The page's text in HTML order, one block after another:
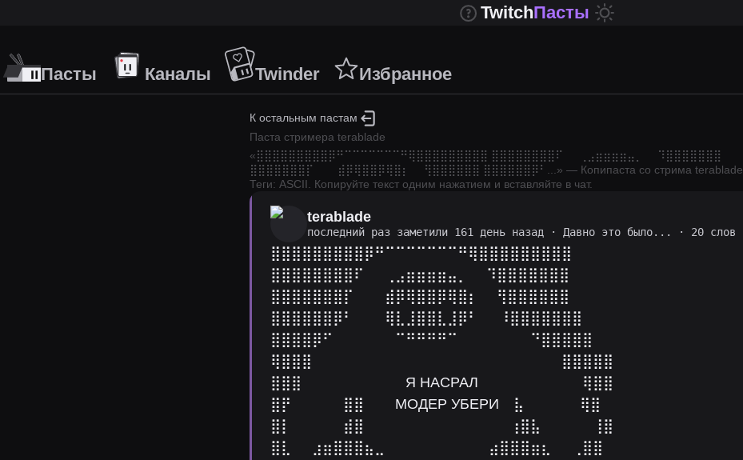
TwitchПасты
Пасты Каналы Twinder Избранное
К остальным пастам
Паста стримера terablade
«⣿⣿⣿⣿⣿⣿⣿⣿⣿⡿⠛⠉⠉⠉⠉⠉⠉⠉⠛⢿⣿⣿⣿⣿⣿⣿⣿⣿⣿ ⣿⣿⣿⣿⣿⣿⣿⣿⠏⠀⠀⢀⣠⣶⣶⣶⣶⣤⡀ ⠀ ⠹⣿⣿⣿⣿⣿⣿⣿
⣿⣿⣿⣿⣿⣿⣿⡏⠀⠀⠀⣾⡿⢿⣿⣿⡿⢿⣿⡆ ⠀ ⢻⣿⣿⣿⣿⣿⣿ ⣿⣿⣿⣿⣿⣿⡿⠃
» — Копипаста со стрима terablade
Теги: ASCII.
Копируйте текст одним нажатием и вставляйте в чат.
terablade
последний раз заметили 161 день назад · Давно это было... · 20 слов
⣿⣿⣿⣿⣿⣿⣿⣿⣿⡿⠛⠉⠉⠉⠉⠉⠉⠉⠛⢿⣿⣿⣿⣿⣿⣿⣿⣿⣿
⣿⣿⣿⣿⣿⣿⣿⣿⠏⠀⠀⢀⣠⣶⣶⣶⣶⣤⡀ ⠀ ⠹⣿⣿⣿⣿⣿⣿⣿
⣿⣿⣿⣿⣿⣿⣿⡏⠀⠀⠀⣾⡿⢿⣿⣿⡿⢿⣿⡆ ⠀ ⢻⣿⣿⣿⣿⣿⣿
⣿⣿⣿⣿⣿⣿⡿⠃⠀⠀⠀⢿⣇⣸⣿⣿⣇⣸⡿⠃⠀⠀⠸⣿⣿⣿⣿⣿⣿⣿
⣿⣿⣿⣿⡿⠋⠀⠀⠀⠀⠀⠀⠉⠛⠛⠛⠛⠉⠀⠀⠀⠀⠀⠀⠀⠙⣿⣿⣿⣿⣿
⢿⣿⣿⣿⠀⠀⠀⠀⠀⠀⠀⠀⠀⠀⠀⠀⠀⠀⠀⠀⠀⠀⠀⠀⠀⠀⠀⠀⣿⣿⣿⣿⣿
⣿⣿⣿⠀⠀⠀⠀⠀⠀⠀⠀⠀⠀Я НАСРАЛ⠀⠀⠀⠀⠀⠀⠀⠀⠀⠀⢿⣿⣿
⣿⡟⠀⠀⠀⠀⠀⣿⣿⠀⠀⠀МОДЕР УБЕРИ⠀ ⣧⠀⠀⠀⠀⠀ ⢿⣿
⣿⡇⠀⠀⠀⠀⠀⣾⣿⠀⠀⠀⠀⠀⠀⠀⠀⠀⠀⠀⠀⠀⠀⢰⣿⣧⠀⠀⠀⠀⠀⢸⣿
⣿⣇⠀⠀⣰⣶⣿⣿⣿⣦⣀⠀⠀⠀⠀⠀⠀⠀⠀⠀⠀⣴⣿⣿⣿⣶⣆⠀⠀⢀⣿⣿